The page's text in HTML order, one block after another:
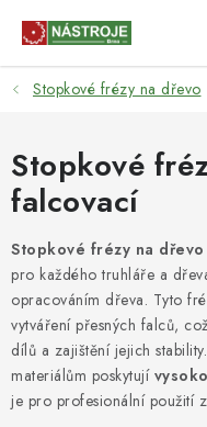
NÁSTROJE
AKCE
BRUSIVO
ELEKTRONÁŘADÍ
LEPENÍ A SPOJOVÁNÍ
RUČNÍ NÁŘADÍ,
Stopkové frézy na dřevo
Stopkové
falcovací
Stopkové frézy na
pro každého truhláře a
opracováním dřeva. Tyto
vytváření přesných falců,
dílů a zajištění jejich
materiálům poskytují
je pro profesionální použití